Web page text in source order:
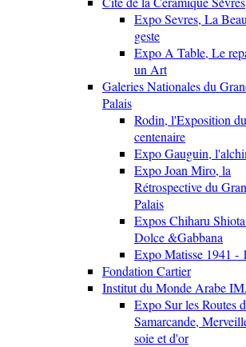
Expo Sevres, La
geste
Expo A Table, Le
un Art
Galeries Nationales du
Palais
Rodin, l'Exposition du
centenaire
Expo Gauguin,
Expo Joan Miro, la
Rétrospective du
Palais
Expos Chiharu
Dolce &Gabbana
Expo Matisse 1941 -
Fondation Cartier
Institut du Monde Arabe
Expo Sur les Routes
Samarcande,
soie et d'or